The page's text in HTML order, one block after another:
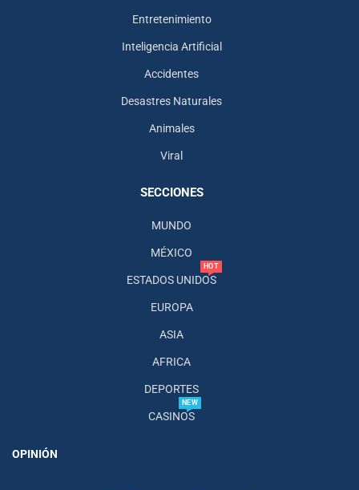
Entretenimiento
Inteligencia Artificial
Accidentes
Desastres Naturales
Animales
Viral
SECCIONES
MUNDO
MÉXICO
ESTADOS UNIDOS
HOT
EUROPA
ASIA
AFRICA
DEPORTES
CASINOS
NEW
OPINIÓN